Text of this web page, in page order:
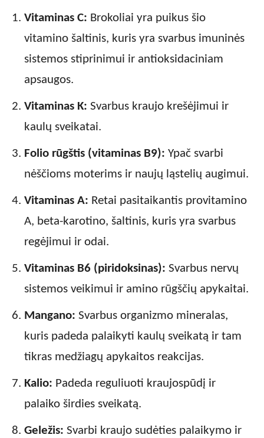
Vitaminas C: Brokoliai yra puikus šio
vitamino šaltinis, kuris yra svarbus imuninės
sistemos stiprinimui ir antioksidaciniam
apsaugos.
Vitaminas K: Svarbus kraujo krešėjimui ir
kaulų sveikatai.
Folio rūgštis (vitaminas B9): Ypač svarbi
nėščioms moterims ir naujų ląstelių augimui.
Vitaminas A: Retai pasitaikantis provitamino
A, beta-karotino, šaltinis, kuris yra svarbus
regėjimui ir odai.
Vitaminas B6 (piridoksinas): Svarbus nervų
sistemos veikimui ir amino rūgščių apykaitai.
Mangano: Svarbus organizmo mineralas,
kuris padeda palaikyti kaulų sveikatą ir tam
tikras medžiagų apykaitos reakcijas.
Kalio: Padeda reguliuoti kraujospūdį ir
palaiko širdies sveikatą.
Geležis: Svarbi kraujo sudėties palaikymo ir